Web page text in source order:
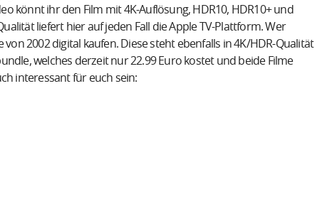
könnt ihr den Film mit 4K-Auflösung, HDR10, HDR10+ und
liefert hier auf jeden Fall die Apple TV-Plattform. Wer
2002 digital kaufen. Diese steht ebenfalls in 4K/HDR-Qualität
welches derzeit nur 22.99 Euro kostet und beide Filme
interessant für euch sein: